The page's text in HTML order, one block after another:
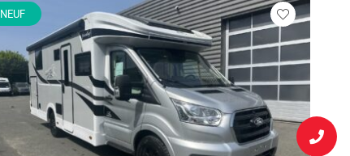
NEUF
Veuillez
vous
connecter